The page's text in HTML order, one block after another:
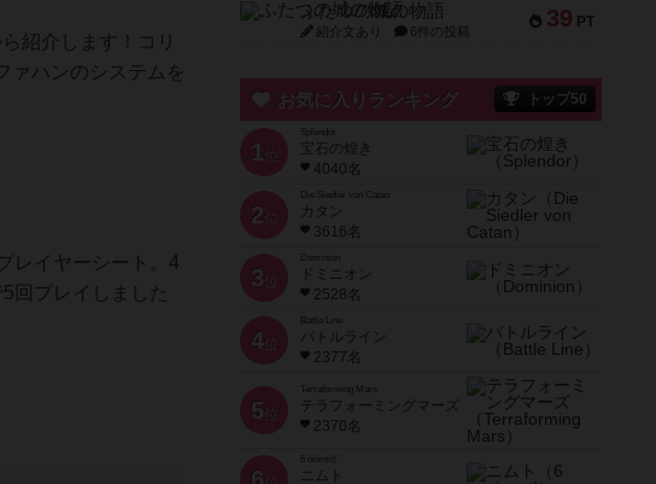
紹介します！コリ
ァハンのシステムを
レイヤーシート。4
プレイしました
39 PT
ふたつの城の物語
紹介文あり 6件の投稿
お気に入りランキング トップ50
1 位
宝石の煌き
4040名
2 位
Die Siedler von Catan
カタン
3616名
3 位
ドミニオン
2528名
4位
Battle Line
バトルライン
2377名
5 位
Terraforming Mars
テラフォーミングマーズ
2370名
ニムト